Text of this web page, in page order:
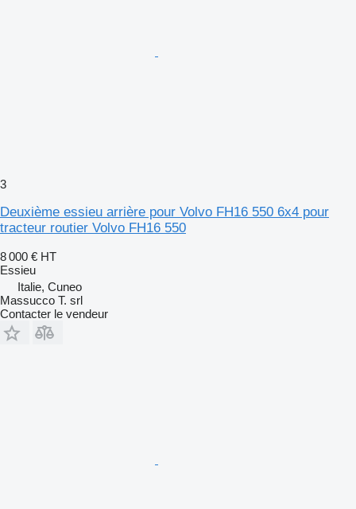
3
Deuxième essieu arrière pour Volvo FH16 550 6x4 pour
tracteur routier Volvo FH16 550
8 000 € HT
Essieu
Italie, Cuneo
Massucco T. srl
Contacter le vendeur